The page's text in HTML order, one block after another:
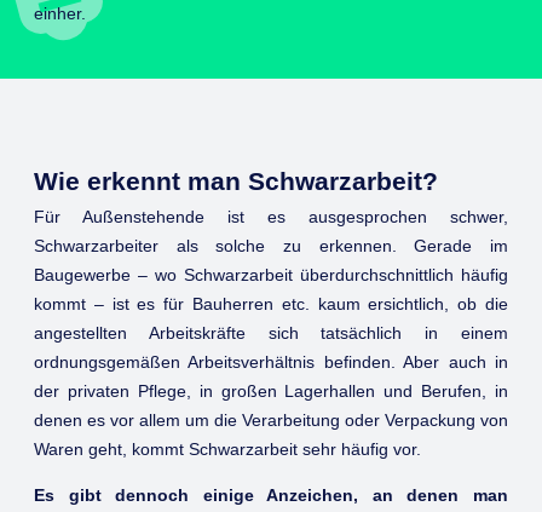
einher.
Wie erkennt man Schwarzarbeit?
Für Außenstehende ist es ausgesprochen schwer,
Schwarzarbeiter als solche zu erkennen. Gerade im
Baugewerbe – wo Schwarzarbeit überdurchschnittlich häufig
kommt – ist es für Bauherren etc. kaum ersichtlich, ob die
angestellten Arbeitskräfte sich tatsächlich in einem
ordnungsgemäßen Arbeitsverhältnis befinden. Aber auch in
der privaten Pflege, in großen Lagerhallen und Berufen, in
denen es vor allem um die Verarbeitung oder Verpackung von
Waren geht, kommt Schwarzarbeit sehr häufig vor.
Es gibt dennoch einige Anzeichen, an denen man